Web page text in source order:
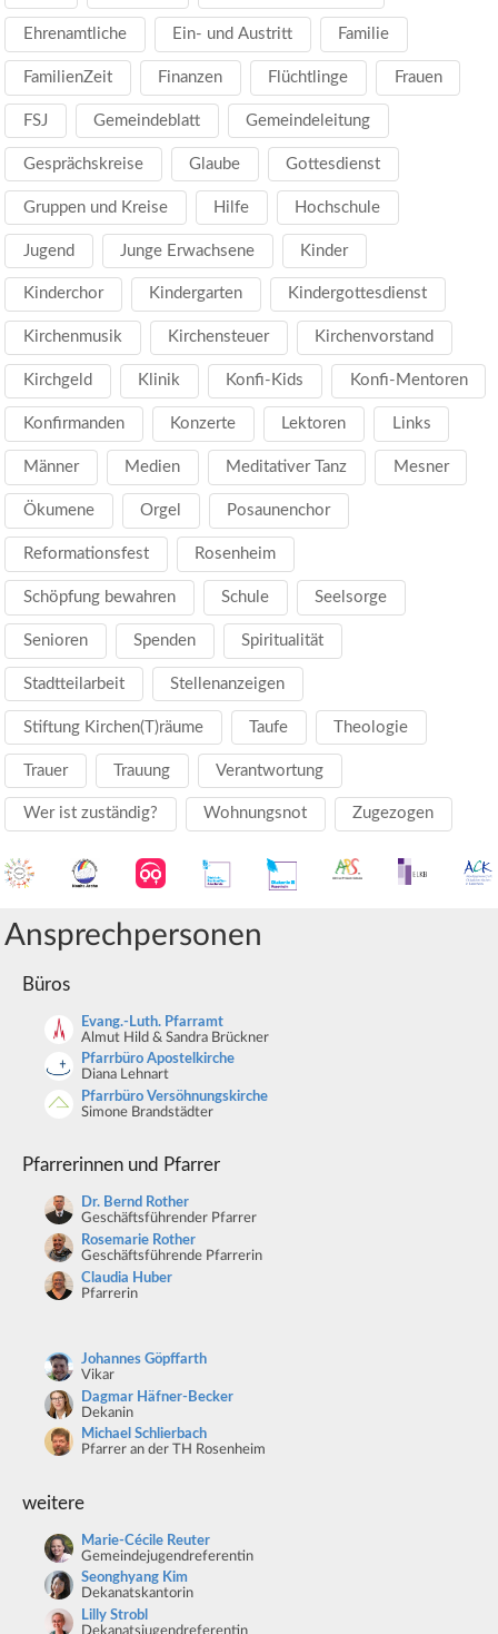
Ehrenamtliche Ein- und Austritt Familie
FamilienZeit Finanzen Flüchtlinge Frauen
FSJ Gemeindeblatt Gemeindeleitung
Gesprächskreise Glaube Gottesdienst
Gruppen und Kreise Hilfe Hochschule
Jugend Junge Erwachsene Kinder
Kinderchor Kindergarten Kindergottesdienst
Kirchenmusik Kirchensteuer Kirchenvorstand
Kirchgeld Klinik Konfi-Kids Konfi-Mentoren
Konfirmanden Konzerte Lektoren Links
Männer Medien Meditativer Tanz Mesner
Ökumene Orgel Posaunenchor
Reformationsfest Rosenheim
Schöpfung bewahren Schule Seelsorge
Senioren Spenden Spiritualität
Stadtteilarbeit Stellenanzeigen
Stiftung Kirchen(T)räume Taufe Theologie
Trauer Trauung Verantwortung
Wer ist zuständig? Wohnungsnot Zugezogen
Ansprechpersonen
Büros
Evang.-Luth. Pfarramt
Almut Hild & Sandra Brückner
Pfarrbüro Apostelkirche
Diana Lehnart
Pfarrbüro Versöhnungskirche
Simone Brandstädter
Pfarrerinnen und Pfarrer
Dr. Bernd Rother
Geschäftsführender Pfarrer
Rosemarie Rother
Geschäftsführende Pfarrerin
Claudia Huber
Pfarrerin
Johannes Göpffarth
Vikar
Dagmar Häfner-Becker
Dekanin
Michael Schlierbach
Pfarrer an der TH Rosenheim
weitere
Marie-Cécile Reuter
Gemeindejugendreferentin
Seonghyang Kim
Dekanatskantorin
Lilly Strobl
Dekanatsjugendreferentin